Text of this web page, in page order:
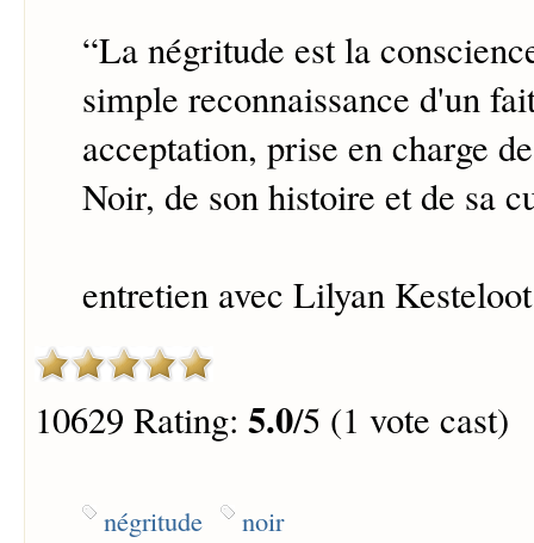
“La négritude est la
simple reconnaissance d'un
acceptation, prise en charge
Noir, de son histoire et de sa
entretien avec Lilyan
10629 Rating: 5.0/5 (1 vote cast)
négritude noir